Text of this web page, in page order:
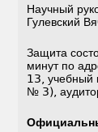
Научный
Гулевский
Защита
минут по
13, учебный
№ 3),